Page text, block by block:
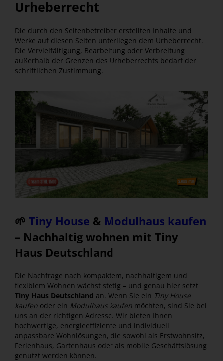
Urheberrecht
Die durch den Seitenbetreiber erstellten Inhalte und
Werke auf diesen Seiten unterliegen dem Urheberrecht.
Die Vervielfältigung, Bearbeitung oder Verbreitung
außerhalb der Grenzen des Urheberrechts bedarf der
schriftlichen Zustimmung.
🌱 Tiny House & Modulhaus kaufen
– Nachhaltig wohnen mit Tiny
Haus Deutschland
Die Nachfrage nach kompaktem, nachhaltigem und
flexiblem Wohnen wächst stetig – und genau hier setzt
Tiny Haus Deutschland an. Wenn Sie ein Tiny House
kaufen oder ein Modulhaus kaufen möchten, sind Sie bei
uns an der richtigen Adresse. Wir bieten Ihnen
hochwertige, energieeffiziente und individuell
anpassbare Wohnlösungen, die sowohl als Erstwohnsitz,
Ferienhaus, Gartenhaus oder als mobile Geschäftslösung
genutzt werden können.